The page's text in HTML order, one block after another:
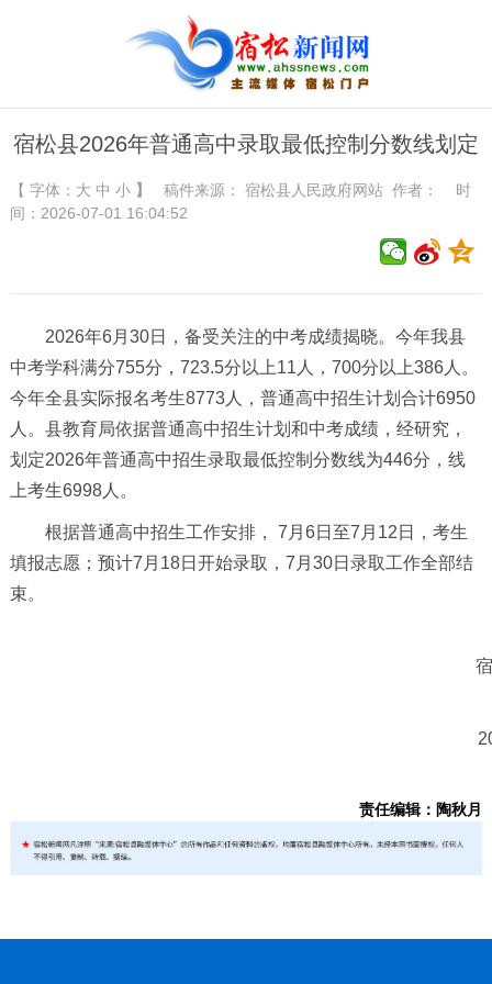
宿松县2026年普通高中录取最低控制分数线划定
【 字体： 大 中 小】 稿件来源： 宿松县人民政府网站作者： 时
间：2026-07-01 16:04:52
2026年6月30日，备受关注的中考成绩揭晓。今年我县
中考学科满分755分，723.5分以上11人，700分以上386人。
今年全县实际报名考生8773人，普通高中招生计划合计6950
人。县教育局依据普通高中招生计划和中考成绩，经研究，
划定2026年普通高中招生录取最低控制分数线为446分，线
上考生6998人。
根据普通高中招生工作安排， 7月6日至7月12日，考生
填报志愿；预计7月18日开始录取，7月30日录取工作全部结
束。
责任编辑：陶秋月